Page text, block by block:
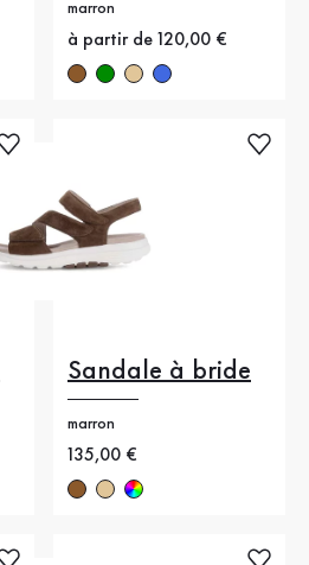
marron
Nouveau prix
à partir de 120,00 €
Sandale à bride
marron
Nouveau prix
135,00 €